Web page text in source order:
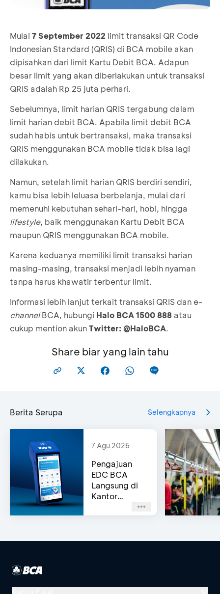
Mulai 7 September 2022 limit transaksi QR Code
Indonesian Standard (QRIS) di BCA mobile akan
dipisahkan dari limit Kartu Debit BCA. Adapun
besar limit yang akan diberlakukan untuk transaksi
QRIS adalah Rp 25 juta perhari.
Sebelumnya, limit harian QRIS tergabung dalam
limit harian debit BCA. Apabila limit debit BCA
sudah habis untuk bertransaksi, maka transaksi
QRIS menggunakan BCA mobile tidak bisa lagi
dilakukan.
Namun, setelah limit harian QRIS berdiri sendiri,
kamu bisa lebih leluasa berbelanja, mulai dari
memenuhi kebutuhan sehari-hari, hobi, hingga
lifestyle, baik menggunakan Kartu Debit BCA
maupun QRIS menggunakan BCA mobile.
Karena keduanya memiliki limit transaksi harian
masing-masing, transaksi menjadi lebih nyaman
tanpa harus khawatir terbentur limit.
Informasi lebih lanjut terkait transaksi QRIS dan e-
channelBCA, hubungi Halo BCA 1500 888 atau
cukup mention akunTwitter: @HaloBCA.
Share biar yang lain tahu
Berita Serupa Selengkapnya
7 Agu 2026
Pengajuan
EDC BCA
Langsung di
Kantor
(Same-Day